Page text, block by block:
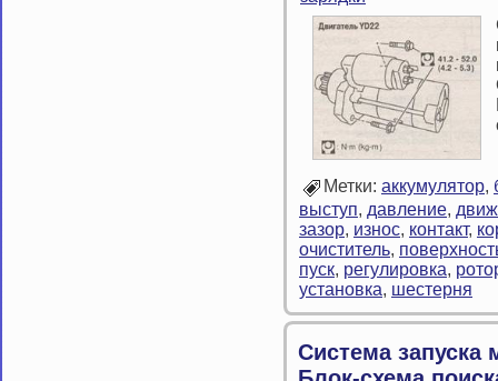
Метки: аккумулятор,
выступ, давление,
зазор, износ, контакт,
очиститель,
пуск, регулировка,
установка, шестерня
Система